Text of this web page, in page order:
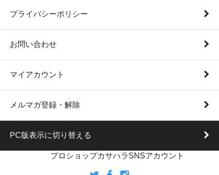
プライバシーポリシー
お問い合わせ
マイアカウント
メルマガ登録・解除
PC版表示に切り替える
プロショップカサハラSNSアカウント